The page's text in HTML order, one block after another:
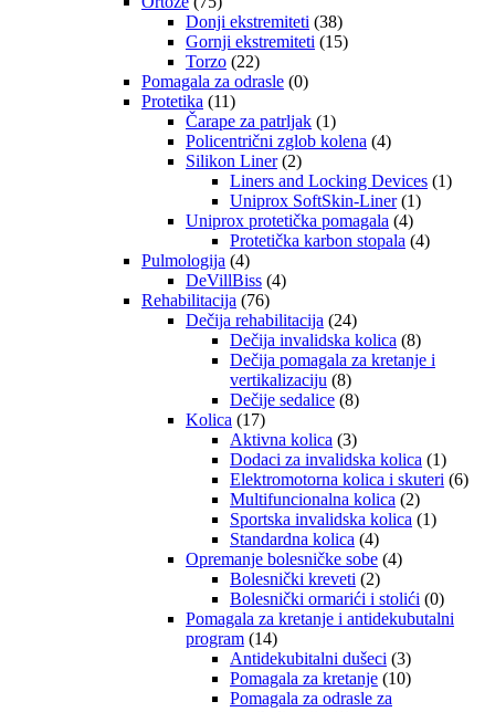
Donji ekstremiteti (38)
Gornji ekstremiteti (15)
Torzo (22)
Pomagala za odrasle (0)
Protetika (11)
Čarape za patrljak (1)
Policentrični zglob kolena (4)
Silikon Liner (2)
Liners and Locking Devices (1)
Uniprox SoftSkin-Liner (1)
Uniprox protetička pomagala (4)
Protetička karbon stopala (4)
Pulmologija (4)
DeVillBiss (4)
Rehabilitacija (76)
Dečija rehabilitacija (24)
Dečija invalidska kolica (8)
Dečija pomagala za kretanje i
vertikalizaciju (8)
Dečije sedalice (8)
Kolica (17)
Aktivna kolica (3)
Dodaci za invalidska kolica (1)
Elektromotorna kolica i skuteri (6)
Multifuncionalna kolica (2)
Sportska invalidska kolica (1)
Standardna kolica (4)
Opremanje bolesničke sobe (4)
Bolesnički kreveti (2)
Bolesnički ormarići i stolići (0)
Pomagala za kretanje i antidekubutalni
program (14)
Antidekubitalni dušeci (3)
Pomagala za kretanje (10)
Pomagala za odrasle za